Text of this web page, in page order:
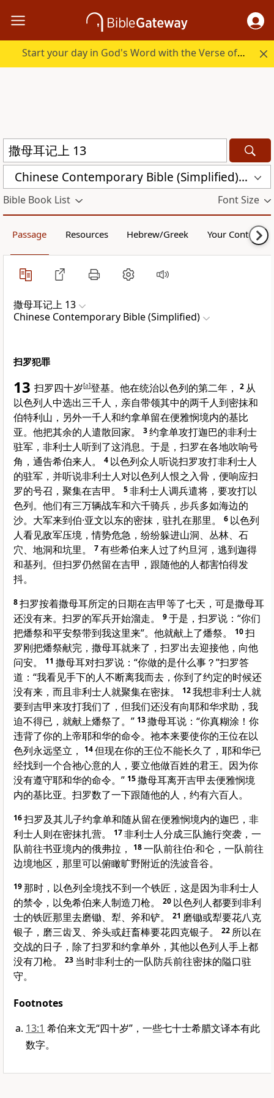
Start your day in God's Word with the Verse of the Day.
Chinese Contemporary Bible (Simplified) (CCB)
Bible Book List Font Size
Passage Resources Hebrew/Greek Your Content
撒母耳记上 13
Chinese Contemporary Bible (Simplified)
扫罗犯罪
13 扫罗四十岁[a]登基。他在统治以色列的第二年， 2 从
以色列人中选出三千人，亲自带领其中的两千人到密抹和
伯特利山，另外一千人和约拿单留在便雅悯境内的基比
亚。他把其余的人遣散回家。
3约拿单攻打迦巴的非利士
驻军，非利士人听到了这消息。于是，扫罗在各地吹响号
角，通告希伯来人。
4 以色列众人听说扫罗攻打非利士人
的驻军，并听说非利士人对以色列人恨之入骨，便响应扫
罗的号召，聚集在吉甲。
5非利士人调兵遣将，要攻打以
色列。他们有三万辆战车和六千骑兵，步兵多如海边的
沙。大军来到伯·亚文以东的密抹，驻扎在那里。
6 以色列
人看见敌军压境，情势危急，纷纷躲进山洞、丛林、石
穴、地洞和坑里。
7有些希伯来人过了约旦河，逃到迦得
和基列。但扫罗仍然留在吉甲，跟随他的人都害怕得发
抖。
8扫罗按着撒母耳所定的日期在吉甲等了七天，可是撒母耳
还没有来。扫罗的军兵开始溜走。
9于是，扫罗说：“你们
把燔祭和平安祭带到我这里来”。他就献上了燔祭。
10扫
罗刚把燔祭献完，撒母耳就来了，扫罗出去迎接他，向他
问安。
11 撒母耳对扫罗说：“你做的是什么事？”扫罗答
道：“我看见手下的人不断离我而去，你到了约定的时候还
没有来，而且非利士人就聚集在密抹。
12我想非利士人就
要到吉甲来攻打我们了，但我们还没有向耶和华求助，我
迫不得已，就献上燔祭了。” 13撒母耳说：“你真糊涂！你
违背了你的上帝耶和华的命令。祂本来要使你的王位在以
色列永远坚立，
14但现在你的王位不能长久了，耶和华已
经找到一个合祂心意的人，要立他做百姓的君王。因为你
没有遵守耶和华的命令。” 15撒母耳离开吉甲去便雅悯境
内的基比亚。扫罗数了一下跟随他的人，约有六百人。
16扫罗及其儿子约拿单和随从留在便雅悯境内的迦巴，非
利士人则在密抹扎营。
17非利士人分成三队施行突袭，一
队前往书亚境内的俄弗拉，
18一队前往伯·和仑，一队前往
边境地区，那里可以俯瞰旷野附近的洗波音谷。
19那时，以色列全境找不到一个铁匠，这是因为非利士人
的禁令，以免希伯来人制造刀枪。
20 以色列人都要到非利
士的铁匠那里去磨锄、犁、斧和铲。
21 磨锄或犁要花八克
银子，磨三齿叉、斧头或赶畜棒要花四克银子。
22 所以在
交战的日子，除了扫罗和约拿单外，其他以色列人手上都
没有刀枪。
23 当时非利士的一队防兵前往密抹的隘口驻
守。
Footnotes
13:1 希伯来文无“四十岁”，一些七十士希腊文译本有此
数字。